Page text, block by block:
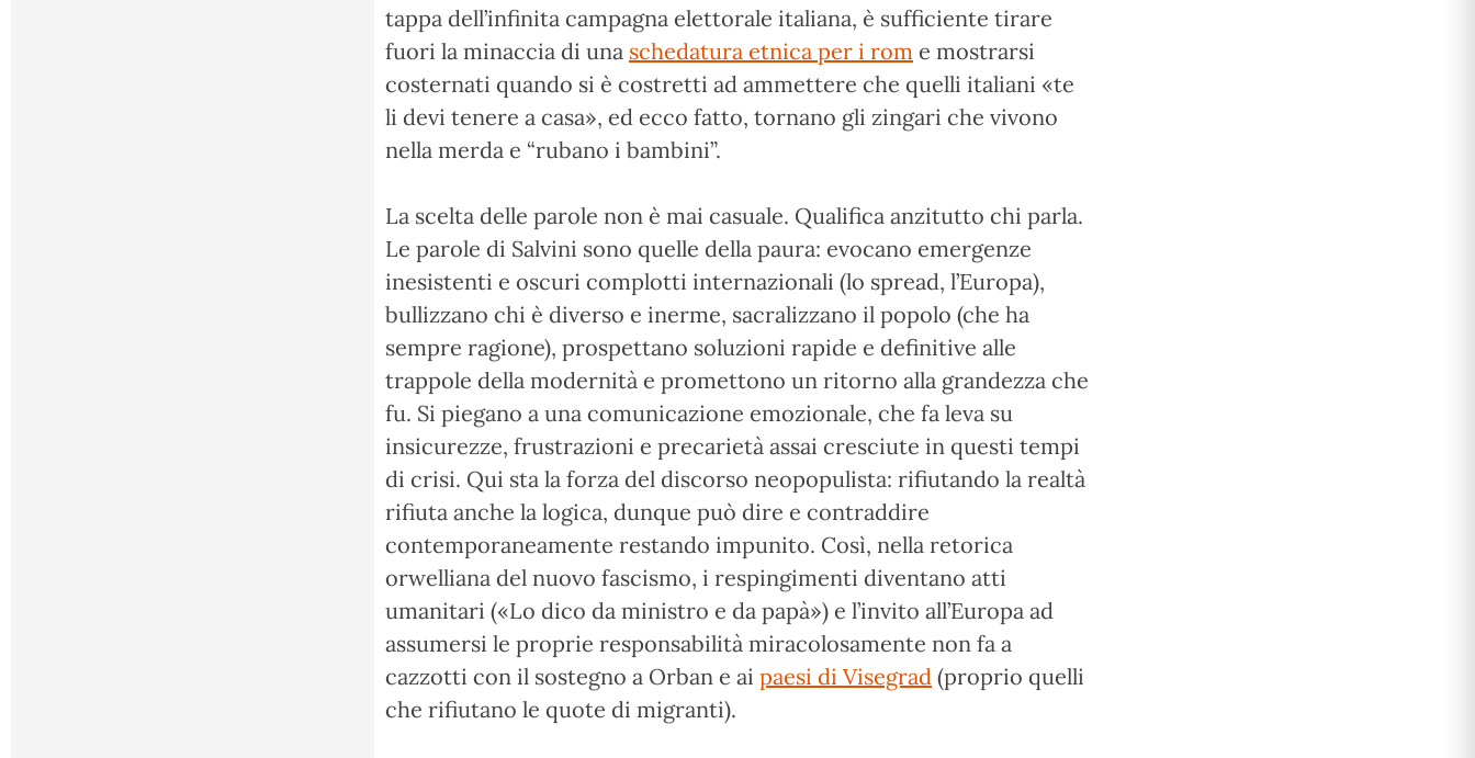
tappa dell’infinita campagna elettorale italiana, è sufficiente tirare
fuori la minaccia di una schedatura etnica per i rom e mostrarsi
costernati quando si è costretti ad ammettere che quelli italiani «te
li devi tenere a casa», ed ecco fatto, tornano gli zingari che vivono
nella merda e “rubano i bambini”.
La scelta delle parole non è mai casuale. Qualifica anzitutto chi parla.
Le parole di Salvini sono quelle della paura: evocano emergenze
inesistenti e oscuri complotti internazionali (lo spread, l’Europa),
bullizzano chi è diverso e inerme, sacralizzano il popolo (che ha
sempre ragione), prospettano soluzioni rapide e definitive alle
trappole della modernità e promettono un ritorno alla grandezza che
fu. Si piegano a una comunicazione emozionale, che fa leva su
insicurezze, frustrazioni e precarietà assai cresciute in questi tempi
di crisi. Qui sta la forza del discorso neopopulista: rifiutando la realtà
rifiuta anche la logica, dunque può dire e contraddire
contemporaneamente restando impunito. Così, nella retorica
orwelliana del nuovo fascismo, i respingimenti diventano atti
umanitari («Lo dico da ministro e da papà») e l’invito all’Europa ad
assumersi le proprie responsabilità miracolosamente non fa a
cazzotti con il sostegno a Orban e ai paesi di Visegrad (proprio quelli
che rifiutano le quote di migranti).